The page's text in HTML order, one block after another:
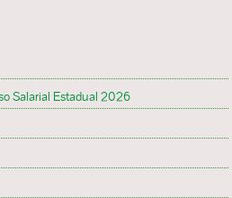
Salarial Estadual 2026